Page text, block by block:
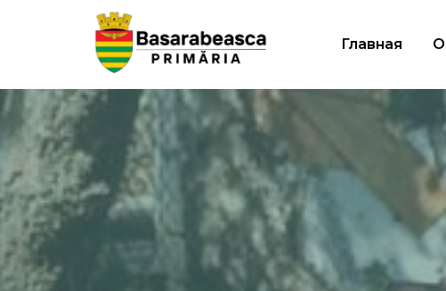
Главная О